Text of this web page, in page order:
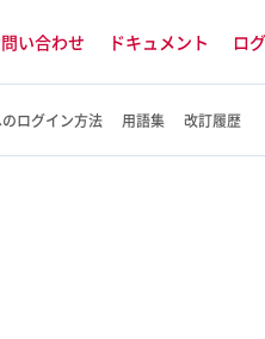
い合わせ ドキュメント ロ
ログイン方法 用語集 改訂履歴